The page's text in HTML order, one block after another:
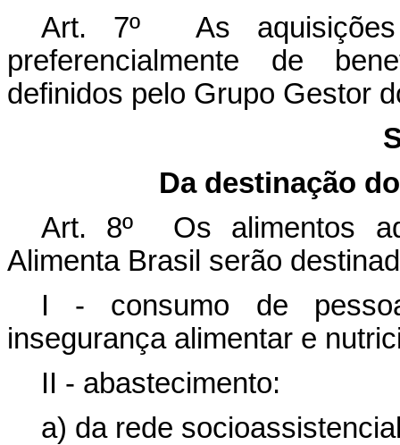
Art. 7º As aquisições
preferencialmente de
definidos pelo Grupo Gestor
Da destinação
Art. 8º Os alimentos
Alimenta Brasil serão
I - consumo de
insegurança alimentar e
II - abastecimento:
a) da rede